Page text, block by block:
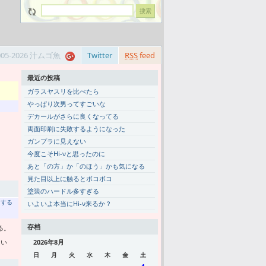
RSSfeed
Twitter
2026 汁ムゴ魚
る
最近の投稿
ガラスヤスリを比べたら
やっぱり次男ってすごいな
デカールがさらに良くなってる
両面印刷に失敗するようになった
ガンプラに見えない
今度こそHi-νと思ったのに
あと「の方」か「のほう」かも気になる
見た目以上に触るとボコボコ
塗装のハードル多すぎる
いよいよ本当にHi-ν来るか？
存档
2026年8月
日 月 火 水 木 金 土